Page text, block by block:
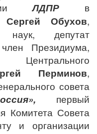
ЛДПР в
Сергей Обухов,
наук, депутат
Президиума,
Перминов,
совета
первый
Комитета Совета
и организации